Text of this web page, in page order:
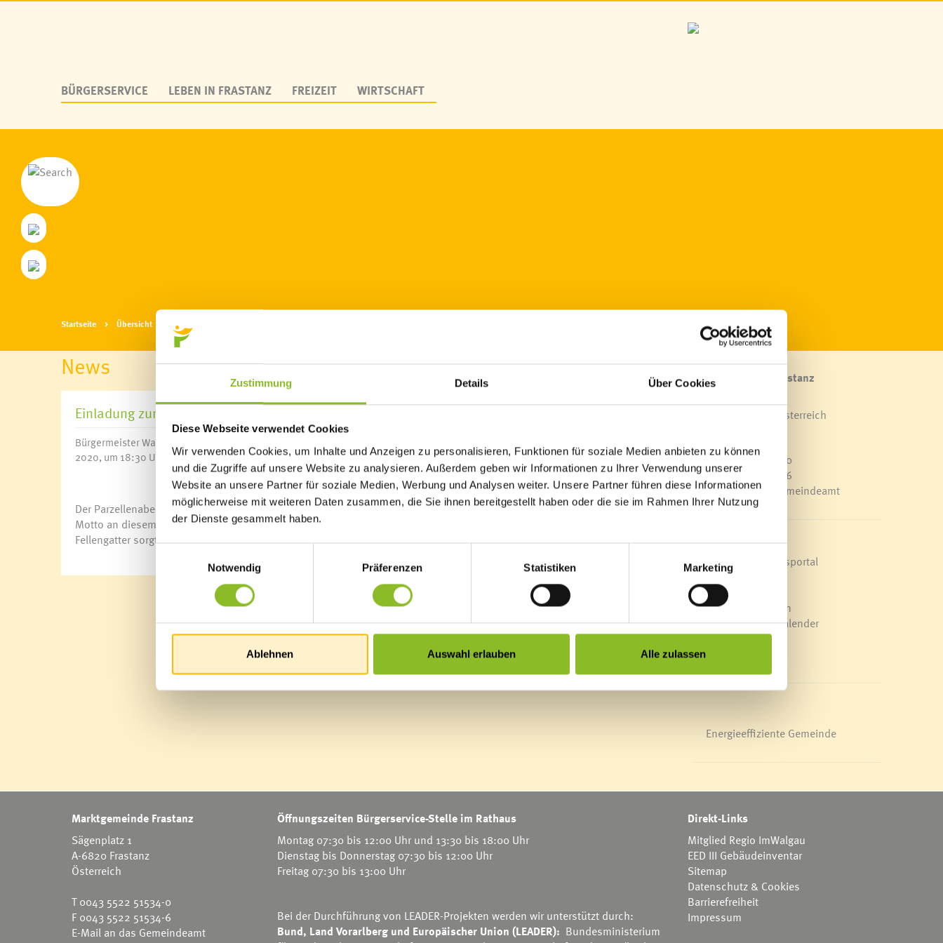
Zustimmung Details Über Cookies
Diese Webseite verwendet Cookies
Wir verwenden Cookies, um Inhalte und Anzeigen zu personalisieren, Funktionen für soziale Medien anbieten zu können
und die Zugriffe auf unsere Website zu analysieren. Außerdem geben wir Informationen zu Ihrer Verwendung unserer
Website an unsere Partner für soziale Medien, Werbung und Analysen weiter. Unsere Partner führen diese Informationen
möglicherweise mit weiteren Daten zusammen, die Sie ihnen bereitgestellt haben oder die sie im Rahmen Ihrer Nutzung
der Dienste gesammelt haben.
Notwendig
Präferenzen Statistiken Marketing
Ablehnen Auswahl erlauben Alle zulassen
BÜRGERSERVICE LEBEN IN FRASTANZ FREIZEIT WIRTSCHAFT
Startseite Übersicht News
News
Einladung zum Parzellengespräch
Bürgermeister Walter Gohm lädt alle Bewohner*innen von Fellengatter und Bodenwald am Donnerstag, dem 03. September
2020, um 18:30 Uhr, zum Gespräch ein.
Der Parzellenabend findet je nach Witterung in der Turnhalle oder im Innenhof der Volksschule Fellengatter statt. Das
Motto an diesem Abend lautet „Berichte – Information – Gedankenaustausch - Kommunikation“. Der Wintersportverein
Fellengatter sorgt dankenswerterweise für die Bewirtung.
Marktgemeinde Frastanz
A-6820 Frastanz, Österreich
T0043 5522 51534-0
F 0043 5522 51534-6
E-Mail an das Gemeindeamt
Schnellzugriff
Veröffentlichungsportal
Blackout
Ortsplan
Bürgermeldungen
Veranstaltungskalender
Mediathek
Energieeffiziente Gemeinde
Marktgemeinde Frastanz
Sägenplatz 1
A-6820 Frastanz
Österreich
T0043 5522 51534-0
F 0043 5522 51534-6
E-Mail an das Gemeindeamt
Öffnungszeiten Bürgerservice-Stelle im Rathaus
Montag 07:30 bis 12:00 Uhr und 13:30 bis 18:00 Uhr
Dienstag bis Donnerstag 07:30 bis 12:00 Uhr
Freitag 07:30 bis 13:00 Uhr
Bei der Durchführung von LEADER-Projekten werden wir unterstützt durch:
Bund, Land Vorarlberg und Europäischer Union (LEADER): Bundesministerium
Direkt-Links
Mitglied Regio ImWalgau
EED III Gebäudeinventar
Sitemap
Datenschutz & Cookies
Barrierefreiheit
Impressum